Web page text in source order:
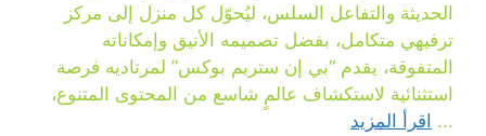
الحديثة والتفاعل السلس، ليُحوّل كل منزل إلى مركز
ترفيهي متكامل، بفضل تصميمه الأنيق وإمكاناته
المتفوقة، يقدم “بي إن ستريم بوكس” لمرتاديه فرصة
استثنائية لاستكشاف عالمٍ شاسع من المحتوى المتنوع،
... اقرأ المزيد